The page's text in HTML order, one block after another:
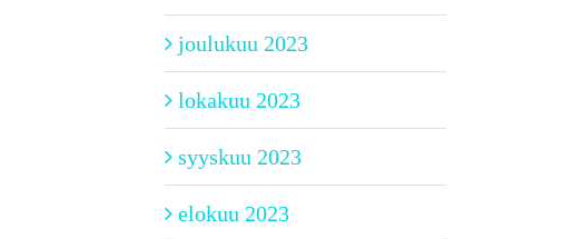
joulukuu 2023
lokakuu 2023
syyskuu 2023
elokuu 2023